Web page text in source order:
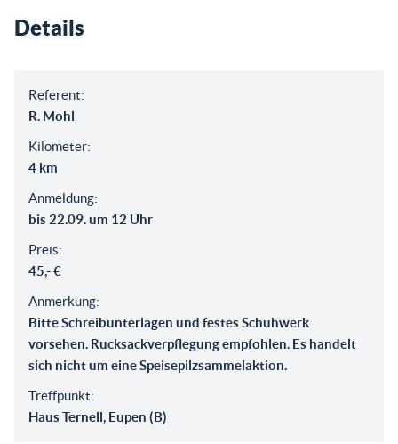
Details
Referent:
R. Mohl
Kilometer:
4 km
Anmeldung:
bis 22.09. um 12 Uhr
Preis:
45,- €
Anmerkung:
Bitte Schreibunterlagen und festes Schuhwerk
vorsehen. Rucksackverpflegung empfohlen. Es handelt
sich nicht um eine Speisepilzsammelaktion.
Treffpunkt:
Haus Ternell, Eupen (B)